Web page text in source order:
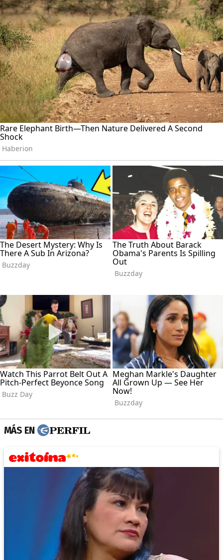
MÁS EN